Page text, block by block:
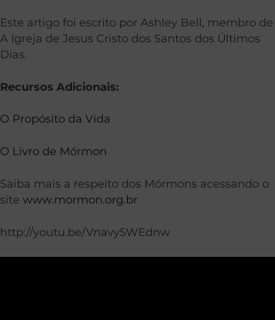
Este artigo foi escrito por Ashley Bell, membro de
A Igreja de Jesus Cristo dos Santos dos Últimos
Dias.
Recursos Adicionais:
O Propósito da Vida
O Livro de Mórmon
Saiba mais a respeito dos Mórmons acessando o
site www.mormon.org.br
http://youtu.be/Vnavy5WEdnw